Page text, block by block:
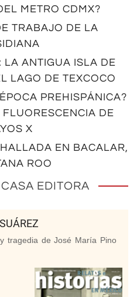
METRO CDMX?
TRABAJO DE LA
LA ANTIGUA ISLA DE
LAGO DE TEXCOCO
PREHISPÁNICA?
DE
X
EN BACALAR,
ROO
EDITORA
tragedia de José María Pino